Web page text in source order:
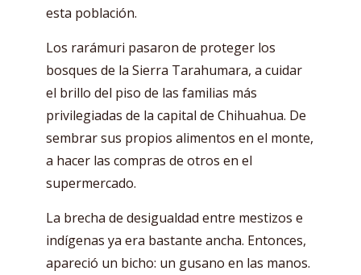
esta población.
Los rarámuri pasaron de proteger los
bosques de la Sierra Tarahumara, a cuidar
el brillo del piso de las familias más
privilegiadas de la capital de Chihuahua. De
sembrar sus propios alimentos en el monte,
a hacer las compras de otros en el
supermercado.
La brecha de desigualdad entre mestizos e
indígenas ya era bastante ancha. Entonces,
apareció un bicho: un gusano en las manos.